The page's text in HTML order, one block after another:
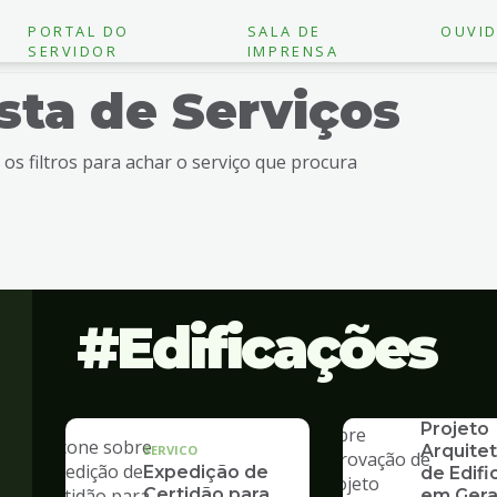
PORTAL DO
SERVIDOR
SALA DE
IMPRENSA
de Serviços
os filtros para achar o serviço que procura
Edificações
SERVICO
Expedição de
Projeto
de